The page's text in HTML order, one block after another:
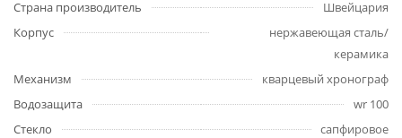
Страна производитель
Швейцария
Корпус
нержавеющая сталь/
керамика
Механизм
кварцевый хронограф
Водозащита
wr 100
Стекло
сапфировое